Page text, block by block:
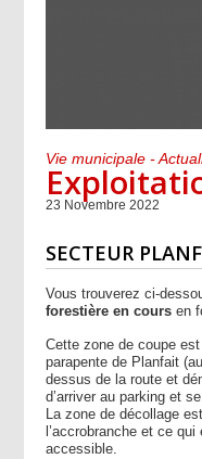
Vie municipale -
23 Novembre 2022
SECTEUR
Vous trouverez ci-
forestière en cours en
Cette zone de coupe
parapente de Planfait
dessus de la route et
d’arriver au parking et
La zone de décollage
l’accrobranche et ce
accessible.